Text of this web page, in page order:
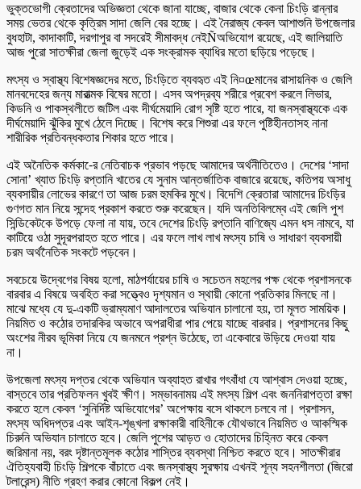
ভুক্তভোগী ক্রেতাদের অভিজ্ঞতা থেকে জানা যাচ্ছে, বাজার থেকে কেনা চিংড়ি রান্নার
সময় ভেতর থেকে কৃত্রিম সাদা জেলি বের হচ্ছে। এই নৈরাজ্য কেবল আশাশুনি উপজেলার
বুধহাটা, কাদাকাটি, দরগাপুর বা সদরেই সীমাবদ্ধ নেইÑঅভিযোগ রয়েছে, এই জালিয়াতি
আজ পুরো সাতক্ষীরা জেলা জুড়েই এক সংক্রামক ব্যাধির মতো ছড়িয়ে পড়েছে।
মৎস্য ও স্বাস্থ্য বিশেষজ্ঞদের মতে, চিংড়িতে ব্যবহৃত এই নি¤œমানের রাসায়নিক ও জেলি
মানবদেহের জন্য মারাত্মক বিষের মতো। এসব অপদ্রব্য শরীরে প্রবেশ করলে লিভার,
কিডনি ও পাকস্থলীতে জটিল এবং দীর্ঘমেয়াদি রোগ সৃষ্টি হতে পারে, যা জনস্বাস্থ্যকে এক
দীর্ঘমেয়াদি ঝুঁকির মুখে ঠেলে দিচ্ছে। বিশেষ করে শিশুরা এর ফলে পুষ্টিহীনতাসহ নানা
শারীরিক প্রতিবন্ধকতার শিকার হতে পারে।
এই অনৈতিক কর্মকা-ের নেতিবাচক প্রভাব পড়ছে আমাদের অর্থনীতিতেও। দেশের ‘সাদা
সোনা’ খ্যাত চিংড়ি রপ্তানি খাতের যে সুনাম আন্তর্জাতিক বাজারে রয়েছে, কতিপয় অসাধু
ব্যবসায়ীর লোভের কারণে তা আজ চরম হুমকির মুখে। বিদেশি ক্রেতারা আমাদের চিংড়ির
গুণগত মান নিয়ে সন্দেহ প্রকাশ করতে শুরু করেছেন। যদি অনতিবিলম্বে এই জেলি পুশ
সিন্ডিকেটকে উপড়ে ফেলা না যায়, তবে দেশের চিংড়ি রপ্তানি বাণিজ্যে এমন ধস নামবে, যা
কাটিয়ে ওঠা সুদূরপরাহত হতে পারে। এর ফলে লাখ লাখ মৎস্য চাষি ও সাধারণ ব্যবসায়ী
চরম অর্থনৈতিক সংকটে পড়বেন।
সবচেয়ে উদ্বেগের বিষয় হলো, মাঠপর্যায়ের চাষি ও সচেতন মহলের পক্ষ থেকে প্রশাসনকে
বারবার এ বিষয়ে অবহিত করা সত্ত্বেও দৃশ্যমান ও স্থায়ী কোনো প্রতিকার মিলছে না।
মাঝে মধ্যে যে দু-একটি ভ্রাম্যমাণ আদালতের অভিযান চালানো হয়, তা মূলত সাময়িক।
নিয়মিত ও কঠোর তদারকির অভাবে অপরাধীরা পার পেয়ে যাচ্ছে বারবার। প্রশাসনের কিছু
অংশের নীরব ভূমিকা নিয়ে যে জনমনে প্রশ্ন উঠেছে, তা একেবারে উড়িয়ে দেওয়া যায়
না।
উপজেলা মৎস্য দপ্তর থেকে অভিযান অব্যাহত রাখার গৎবাঁধা যে আশ্বাস দেওয়া হচ্ছে,
বাস্তবে তার প্রতিফলন খুবই ক্ষীণ। সম্ভাবনাময় এই মৎস্য শিল্প এবং জননিরাপত্তা রক্ষা
করতে হলে কেবল ‘সুনির্দিষ্ট অভিযোগের’ অপেক্ষায় বসে থাকলে চলবে না। প্রশাসন,
মৎস্য অধিদপ্তর এবং আইন-শৃঙ্খলা রক্ষাকারী বাহিনীকে যৌথভাবে নিয়মিত ও আকস্মিক
চিরুনি অভিযান চালাতে হবে। জেলি পুশের আড়ত ও হোতাদের চিহ্নিত করে কেবল
জরিমানা নয়, বরং দৃষ্টান্তমূলক কঠোর শাস্তির ব্যবস্থা নিশ্চিত করতে হবে। সাতক্ষীরার
ঐতিহ্যবাহী চিংড়ি শিল্পকে বাঁচাতে এবং জনস্বাস্থ্য সুরক্ষায় এখনই শূন্য সহনশীলতা (জিরো
টলারেন্স) নীতি গ্রহণ করার কোনো বিকল্প নেই।